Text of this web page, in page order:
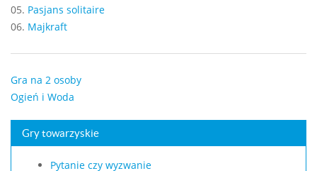
05. Pasjans solitaire
06. Majkraft
Gra na 2 osoby
Ogień i Woda
Gry towarzyskie
Pytanie czy wyzwanie